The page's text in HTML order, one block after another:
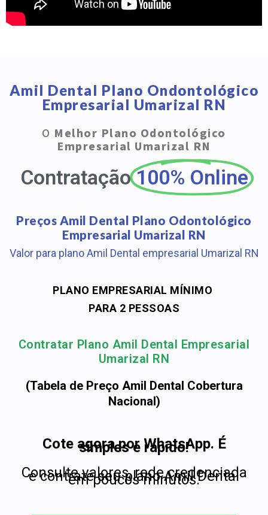
Amil Dental Plano Ondontológico
Empresarial Umarizal RN
O Melhor Plano Odontológico
Empresarial Umarizal RN
Contratação 100% Online
Preços Amil Dental Plano Odontológico
Empresarial Umarizal RN
Valor para plano Amil Dental empresarial Umarizal RN
PLANO EMPRESARIAL MÍNIMO
PARA 2 PESSOAS
Contratar Plano Amil Dental Empresarial
Umarizal RN
(Tabela de Preço Amil Dental Cobertura
Nacional)
Cote agora por WhatsApp. É
simples e rápido!
Consulte valores, rede credenciada
e contrate seu plano Amil Dental
em poucos minutos.